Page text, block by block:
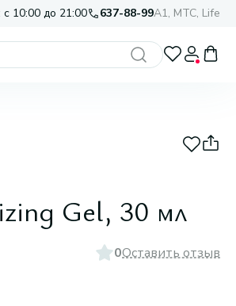
10:00 до 21:00 637-88-99A1, МТС, Life
Gel, 30 мл
0Оставить отзыв